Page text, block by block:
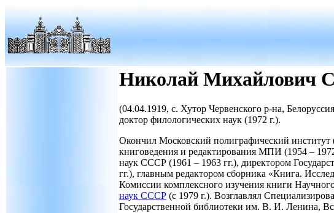
Николай Михайлович
(04.04.1919, с. Хутор Червенского р-на,
доктор филологических наук (1972 г.).
Окончил Московский полиграфический институт
книговедения и редактирования МПИ (1954 –
наук СССР (1961 – 1963 гг.), директором
гг.), главным редактором сборника «Книга.
Комиссии комплексного изучения книги
наук СССР (с 1979 г.). Возглавлял
Государственной библиотеки им. В. И. Ленина,